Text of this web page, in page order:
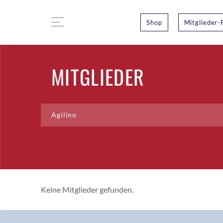
Shop Mitglieder-
MITGLIEDER
Keine Mitglieder gefunden.